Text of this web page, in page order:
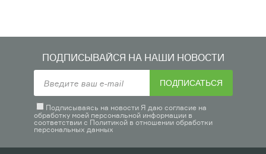
ПОДПИСЫВАЙСЯ НА НАШИ НОВОСТИ
ПОДПИСАТЬСЯ
Подписываясь на новости Я даю согласие на
обработку моей персональной информации в
соответствии с Политикой в отношении обработки
персональных данных